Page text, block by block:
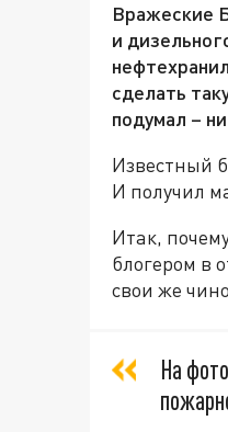
Вражеские
и
сделать
подумал –
Известный
И получил
Итак,
блогером в
свои же
На